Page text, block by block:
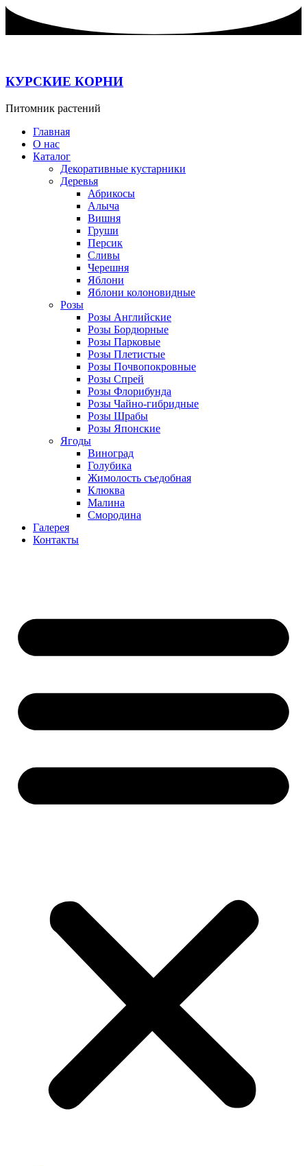
Перейти
содержимому
КУРСКИЕ КОРНИ
Питомник растений
Главная
О нас
Каталог
Декоративные кустарники
Деревья
Абрикосы
Алыча
Вишня
Груши
Персик
Сливы
Черешня
Яблони
Яблони колоновидные
Розы
Розы Английские
Розы Бордюрные
Розы Парковые
Розы Плетистые
Розы Почвопокровные
Розы Спрей
Розы Флорибунда
Розы Чайно-гибридные
Розы Шрабы
Розы Японские
Ягоды
Виноград
Голубика
Жимолость съедобная
Клюква
Малина
Смородина
Галерея
Контакты